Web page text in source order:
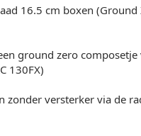
16.5 cm boxen (Ground
ground zero composetje
130FX)
zonder versterker via de